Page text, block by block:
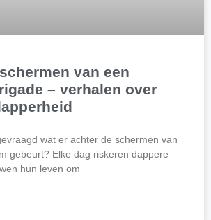
van een
– verhalen over
wat er achter de schermen van
gebeurt? Elke dag riskeren dappere
hun leven om